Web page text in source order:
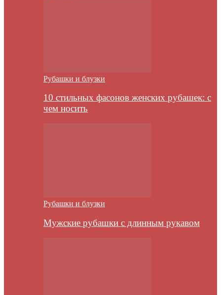
Рубашки и блузки
10 стильных фасонов женских рубашек: с
чем носить
Рубашки и блузки
Мужские рубашки с длинным рукавом